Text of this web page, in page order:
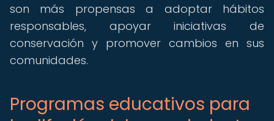
son más propensas a adoptar hábitos
responsables, apoyar iniciativas de
conservación y promover cambios en sus
comunidades.
Programas educativos para